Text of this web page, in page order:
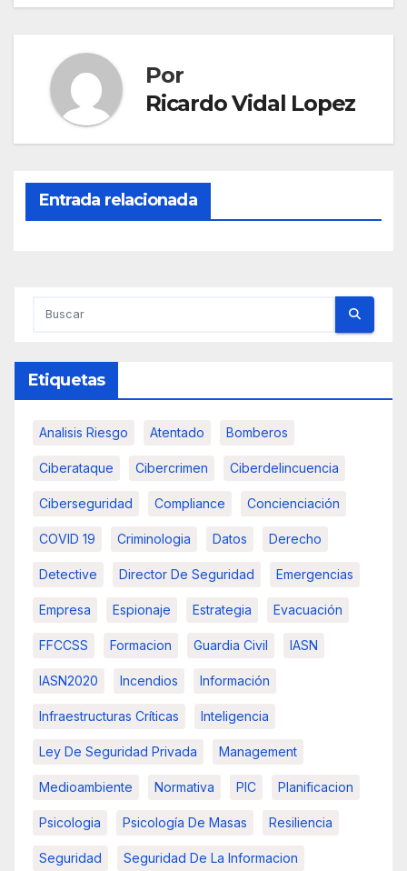
de
entradas
Por
Ricardo Vidal Lopez
Entrada relacionada
Etiquetas
Analisis Riesgo Atentado Bomberos
Ciberataque Cibercrimen Ciberdelincuencia
Ciberseguridad Compliance Concienciación
COVID 19 Criminologia Datos Derecho
Detective Director De Seguridad Emergencias
Empresa Espionaje Estrategia Evacuación
FFCCSS Formacion Guardia Civil IASN
IASN2020 Incendios Información
Infraestructuras Críticas Inteligencia
Ley De Seguridad Privada Management
Medioambiente Normativa PIC Planificacion
Psicologia Psicología De Masas Resiliencia
Seguridad Seguridad De La Informacion